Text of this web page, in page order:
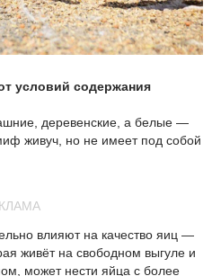
условий содержания
деревенские, а белые —
живуч, но не имеет под собой
влияют на качество яиц —
живёт на свободном выгуле и
может нести яйца с более